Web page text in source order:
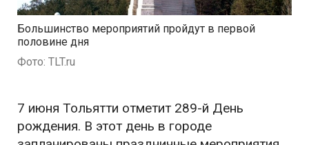
Большинство мероприятий пройдут в первой
половине дня
Фото: TLT.ru
7 июня Тольятти отметит 289-й День
рождения. В этот день в городе